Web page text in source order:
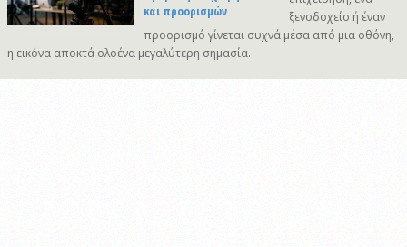
και προορισμών
ξενοδοχείο ή έναν
προορισμό γίνεται συχνά μέσα από μια οθόνη,
η εικόνα αποκτά ολοένα μεγαλύτερη σημασία.